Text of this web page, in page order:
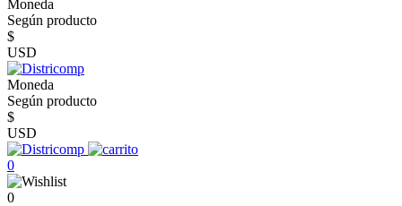
Moneda
Según producto
$
USD
Moneda
Según producto
$
USD
0
0